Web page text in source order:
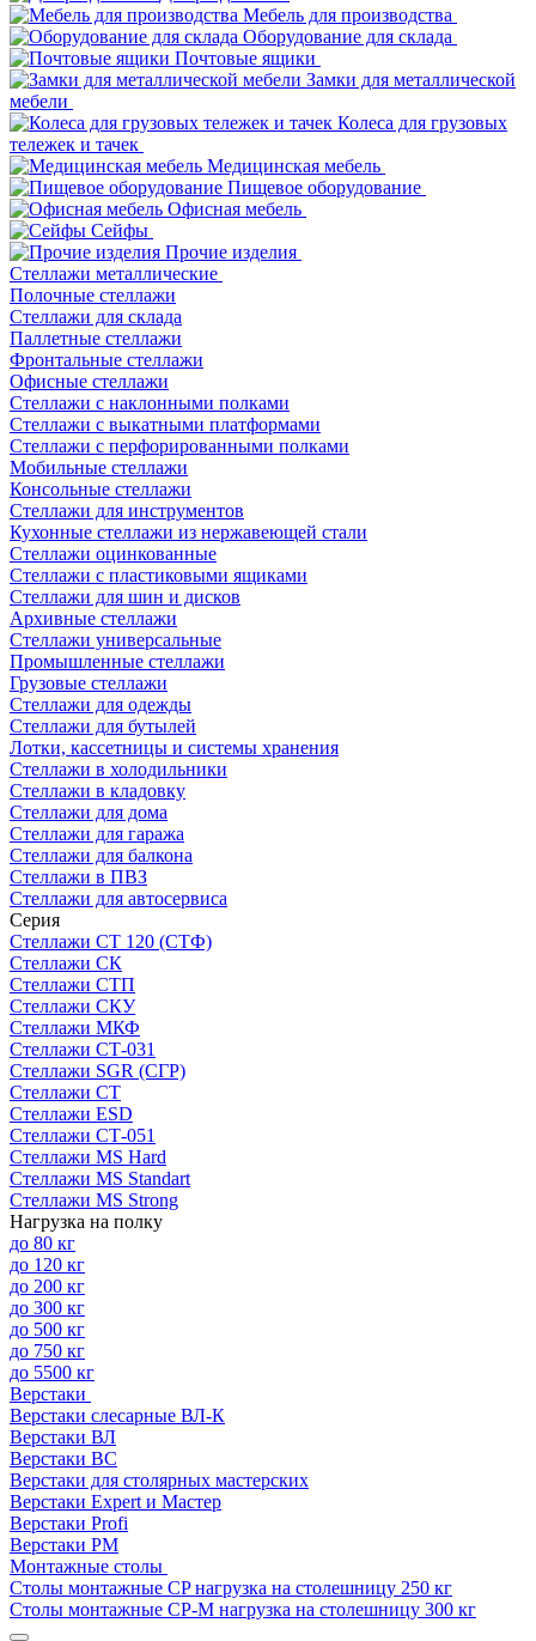
Мебель для производства
Оборудование для склада
Почтовые ящики
Замки для металлической
мебели
Колеса для грузовых
тележек и тачек
Медицинская мебель
Пищевое оборудование
Офисная мебель
Сейфы
Прочие изделия
Стеллажи металлические
Полочные стеллажи
Стеллажи для склада
Паллетные стеллажи
Фронтальные стеллажи
Офисные стеллажи
Стеллажи с наклонными полками
Стеллажи с выкатными платформами
Стеллажи с перфорированными полками
Мобильные стеллажи
Консольные стеллажи
Стеллажи для инструментов
Кухонные стеллажи из нержавеющей стали
Стеллажи оцинкованные
Стеллажи с пластиковыми ящиками
Стеллажи для шин и дисков
Архивные стеллажи
Стеллажи универсальные
Промышленные стеллажи
Грузовые стеллажи
Стеллажи для одежды
Стеллажи для бутылей
Лотки, кассетницы и системы хранения
Стеллажи в холодильники
Стеллажи в кладовку
Стеллажи для дома
Стеллажи для гаража
Стеллажи для балкона
Стеллажи в ПВЗ
Стеллажи для автосервиса
Серия
Стеллажи СТ 120 (СТФ)
Стеллажи СК
Стеллажи СТП
Стеллажи СКУ
Стеллажи МКФ
Стеллажи СТ-031
Стеллажи SGR (СГР)
Стеллажи СТ
Стеллажи ESD
Стеллажи СТ-051
Стеллажи MS Hard
Стеллажи MS Standart
Стеллажи MS Strong
Нагрузка на полку
до 80 кг
до 120 кг
до 200 кг
до 300 кг
до 500 кг
до 750 кг
до 5500 кг
Верстаки
Верстаки слесарные ВЛ-К
Верстаки ВЛ
Верстаки ВС
Верстаки для столярных мастерских
Верстаки Expert и Мастер
Верстаки Profi
Верстаки РМ
Монтажные столы
Столы монтажные СP нагрузка на столешницу 250 кг
Столы монтажные СР-М нагрузка на столешницу 300 кг